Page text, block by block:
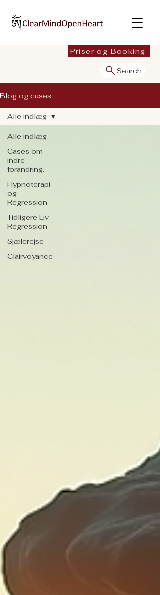
Search
Priser og Booking
Blog og cases
Alle indlæg
Cases om
indre
forandring.
Hypnoterapi
og
Regression
Tidligere Liv
Regression
Sjælerejse
Clairvoyance
Alle indlæg